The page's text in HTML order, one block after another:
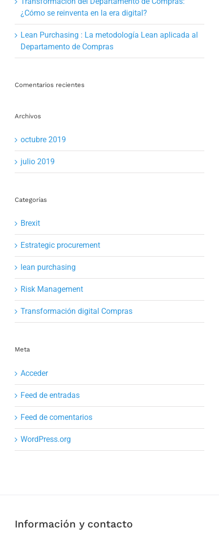
¿Cómo se reinventa en la era digital?
Lean Purchasing : La metodología Lean aplicada al
Departamento de Compras
Comentarios recientes
Archivos
octubre 2019
julio 2019
Categorías
Brexit
Estrategic procurement
lean purchasing
Risk Management
Transformación digital Compras
Meta
Acceder
Feed de entradas
Feed de comentarios
WordPress.org
Información y contacto